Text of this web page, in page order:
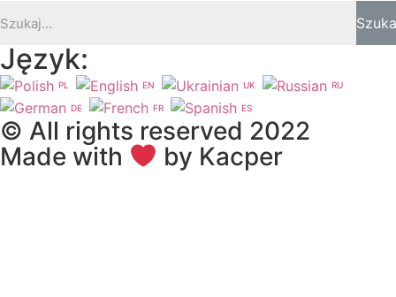
Język:
PL EN UK RU
DE FR ES
© All rights reserved 2022
Made with
by Kacper